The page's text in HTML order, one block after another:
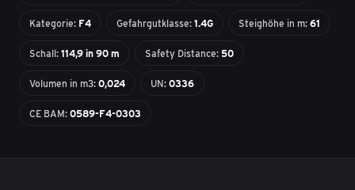
Kategorie: F4 Gefahrgutklasse: 1.4G Steighöhe in m: 61
Schall: 114,9 in 90 m Safety Distance: 50
Volumen in m3: 0,024 UN: 0336
CE BAM: 0589-F4-0303